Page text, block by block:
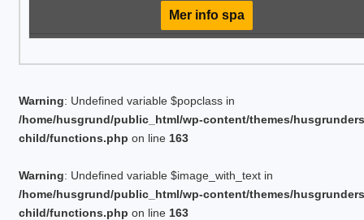
Mer info spa
Warning: Undefined variable $popclass in
/home/husgrund/public_html/wp-content/themes/
child/functions.php on line 163
Warning: Undefined variable $image_with_text in
/home/husgrund/public_html/wp-content/themes/
child/functions.php on line 163